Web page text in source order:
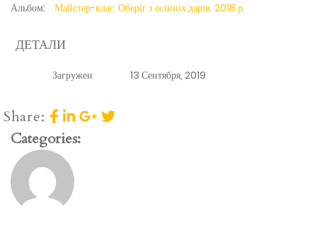
Альбом: Майстер-клас. Оберіг з осінніх дарів. 2018 р.
ДЕТАЛИ
Загружен 13 Сентября, 2019
Share:
Categories: